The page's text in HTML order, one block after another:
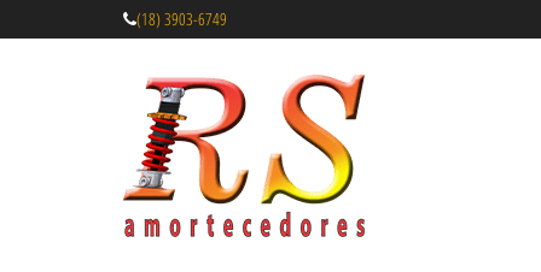
(18) 3903-6749